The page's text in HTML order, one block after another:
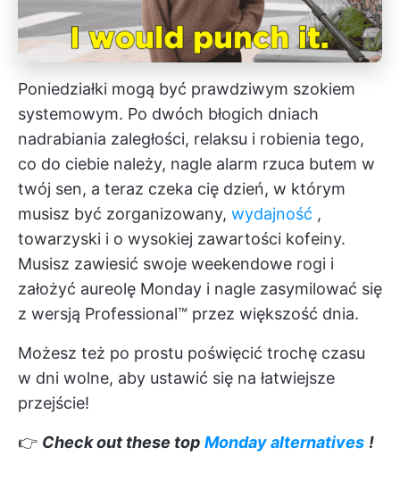
Poniedziałki mogą być prawdziwym szokiem
systemowym. Po dwóch błogich dniach
nadrabiania zaległości, relaksu i robienia tego,
co do ciebie należy, nagle alarm rzuca butem w
twój sen, a teraz czeka cię dzień, w którym
musisz być zorganizowany, wydajność ,
towarzyski i o wysokiej zawartości kofeiny.
Musisz zawiesić swoje weekendowe rogi i
założyć aureolę Monday i nagle zasymilować się
z wersją Professional™ przez większość dnia.
Możesz też po prostu poświęcić trochę czasu
w dni wolne, aby ustawić się na łatwiejsze
przejście!
👉 Check out these top Monday alternatives !